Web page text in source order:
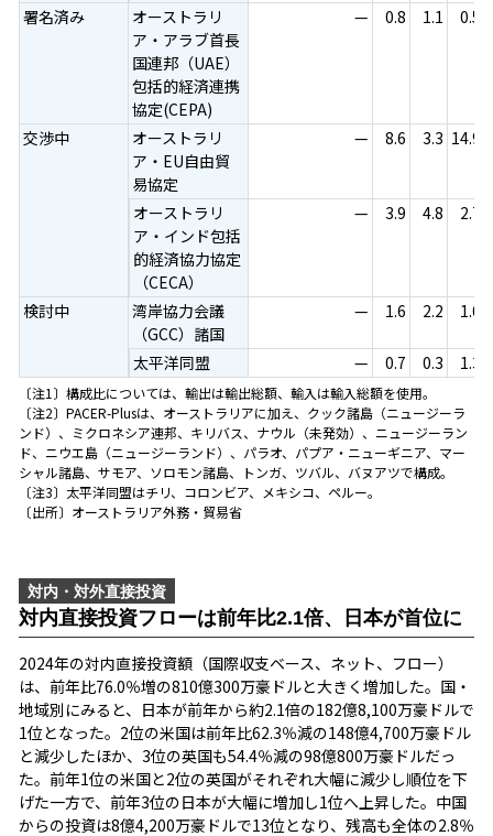
署名済み
オーストラリ
ア・アラブ首長
国連邦（UAE）
包括的経済連携
協定(CEPA)
— 0.8 1.1 0.5
交渉中
オーストラリ
ア・EU自由貿
易協定
— 8.6 3.3 14.9
オーストラリ
ア・インド包括
的経済協力協定
（CECA）
— 3.9 4.8 2.7
検討中
湾岸協力会議
（GCC）諸国
— 1.6 2.2 1.0
太平洋同盟 — 0.7 0.3 1.3
〔注1〕構成比については、輸出は輸出総額、輸入は輸入総額を使用。
〔注2〕PACER-Plusは、オーストラリアに加え、クック諸島（ニュージーラ
ンド）、ミクロネシア連邦、キリバス、ナウル（未発効）、ニュージーラン
ド、ニウエ島（ニュージーランド）、パラオ、パプア・ニューギニア、マー
シャル諸島、サモア、ソロモン諸島、トンガ、ツバル、バヌアツで構成。
〔注3〕太平洋同盟はチリ、コロンビア、メキシコ、ペルー。
〔出所〕オーストラリア外務・貿易省
対内・対外直接投資
対内直接投資フローは前年比2.1倍、日本が首位に
2024年の対内直接投資額（国際収支ベース、ネット、フロー）
は、前年比76.0％増の810億300万豪ドルと大きく増加した。国・
地域別にみると、日本が前年から約2.1倍の182億8,100万豪ドルで
1位となった。2位の米国は前年比62.3％減の148億4,700万豪ドル
と減少したほか、3位の英国も54.4％減の98億800万豪ドルだっ
た。前年1位の米国と2位の英国がそれぞれ大幅に減少し順位を下
げた一方で、前年3位の日本が大幅に増加し1位へ上昇した。中国
からの投資は8億4,200万豪ドルで13位となり、残高も全体の2.8％